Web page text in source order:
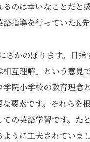
のは幸いなことだ
指導を行っていたK
かのぼります。目
互理解」という意
院小学校の教育理
要素です。それら
の英語学習です。た
うに工夫されてい